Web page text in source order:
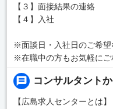
【３】面接結果の連絡
【４】入社
※面談日・入社日のご希望
※在職中の方もお気軽にご
コンサルタント
【広島求人センターとは】